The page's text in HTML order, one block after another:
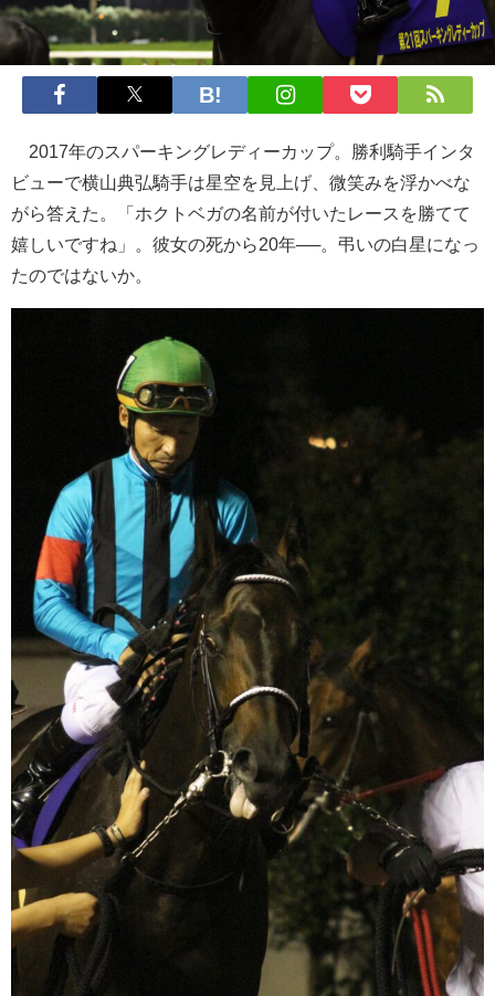
2017年のスパーキングレディーカップ。勝利騎手インタ
ビューで横山典弘騎手は星空を見上げ、微笑みを浮かべな
がら答えた。「ホクトベガの名前が付いたレースを勝てて
嬉しいですね」。彼女の死から20年──。弔いの白星になっ
たのではないか。